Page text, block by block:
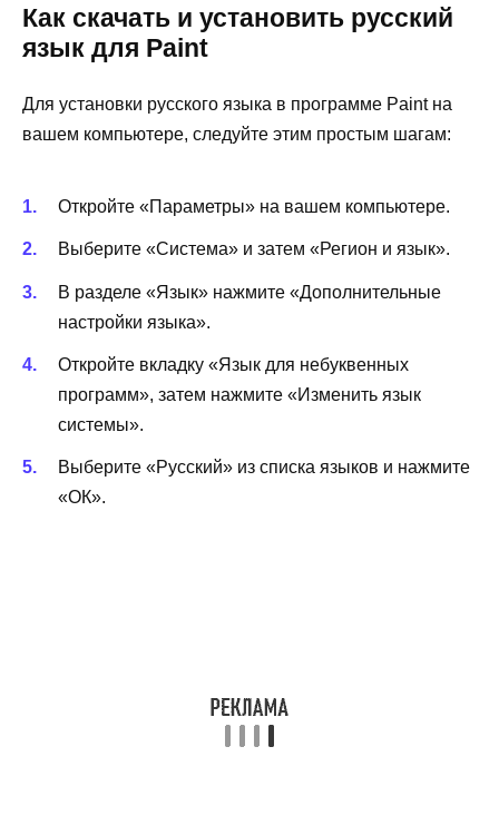
Как скачать и установить русский
язык для Paint
Для установки русского языка в программе Paint на
вашем компьютере, следуйте этим простым шагам:
Откройте «Параметры» на вашем компьютере.
Выберите «Система» и затем «Регион и язык».
В разделе «Язык» нажмите «Дополнительные
настройки языка».
Откройте вкладку «Язык для небуквенных
программ», затем нажмите «Изменить язык
системы».
Выберите «Русский» из списка языков и нажмите
«ОК».